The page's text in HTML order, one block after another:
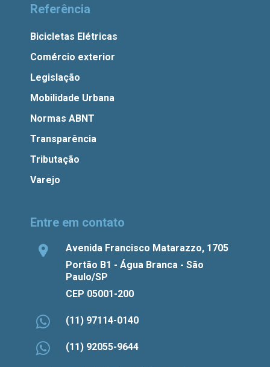
Referência
Bicicletas Elétricas
Comércio exterior
Legislação
Mobilidade Urbana
Normas ABNT
Transparência
Tributação
Varejo
Entre em contato
Avenida Francisco Matarazzo, 1705
Portão B1 - Água Branca - São
Paulo/SP
CEP 05001-200
(11) 97114-0140
(11) 92055-9644